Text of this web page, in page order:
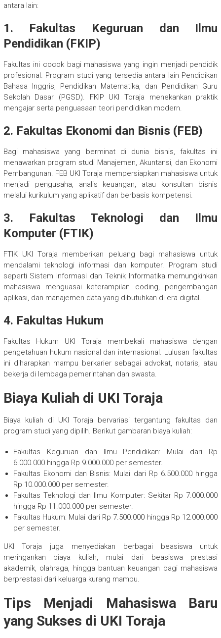
antara lain:
1. Fakultas Keguruan dan Ilmu
Pendidikan (FKIP)
Fakultas ini cocok bagi mahasiswa yang ingin menjadi pendidik
profesional. Program studi yang tersedia antara lain Pendidikan
Bahasa Inggris, Pendidikan Matematika, dan Pendidikan Guru
Sekolah Dasar (PGSD). FKIP UKI Toraja menekankan praktik
mengajar serta penguasaan teori pendidikan modern.
2. Fakultas Ekonomi dan Bisnis (FEB)
Bagi mahasiswa yang berminat di dunia bisnis, fakultas ini
menawarkan program studi Manajemen, Akuntansi, dan Ekonomi
Pembangunan. FEB UKI Toraja mempersiapkan mahasiswa untuk
menjadi pengusaha, analis keuangan, atau konsultan bisnis
melalui kurikulum yang aplikatif dan berbasis kompetensi.
3. Fakultas Teknologi dan Ilmu
Komputer (FTIK)
FTIK UKI Toraja memberikan peluang bagi mahasiswa untuk
mendalami teknologi informasi dan komputer. Program studi
seperti Sistem Informasi dan Teknik Informatika memungkinkan
mahasiswa menguasai keterampilan coding, pengembangan
aplikasi, dan manajemen data yang dibutuhkan di era digital.
4. Fakultas Hukum
Fakultas Hukum UKI Toraja membekali mahasiswa dengan
pengetahuan hukum nasional dan internasional. Lulusan fakultas
ini diharapkan mampu berkarier sebagai advokat, notaris, atau
bekerja di lembaga pemerintahan dan swasta.
Biaya Kuliah di UKI Toraja
Biaya kuliah di UKI Toraja bervariasi tergantung fakultas dan
program studi yang dipilih. Berikut gambaran biaya kuliah:
Fakultas Keguruan dan Ilmu Pendidikan: Mulai dari Rp
6.000.000 hingga Rp 9.000.000 per semester.
Fakultas Ekonomi dan Bisnis: Mulai dari Rp 6.500.000 hingga
Rp 10.000.000 per semester.
Fakultas Teknologi dan Ilmu Komputer: Sekitar Rp 7.000.000
hingga Rp 11.000.000 per semester.
Fakultas Hukum: Mulai dari Rp 7.500.000 hingga Rp 12.000.000
per semester.
UKI Toraja juga menyediakan berbagai beasiswa untuk
meringankan biaya kuliah, mulai dari beasiswa prestasi
akademik, olahraga, hingga bantuan keuangan bagi mahasiswa
berprestasi dari keluarga kurang mampu.
Tips Menjadi Mahasiswa Baru
yang Sukses di UKI Toraja